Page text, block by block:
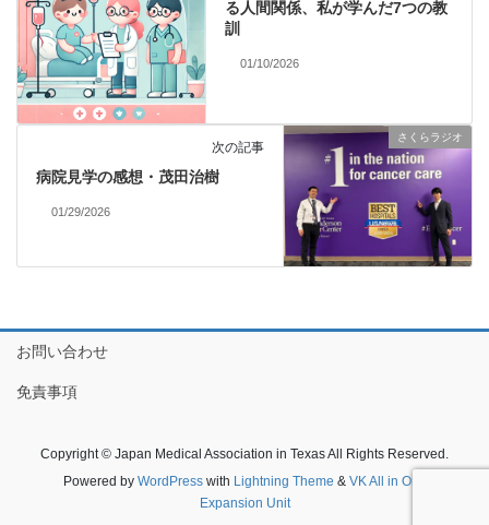
る人間関係、私が学んだ7つの教
訓
01/10/2026
さくらラジオ
次の記事
病院見学の感想・茂田治樹
01/29/2026
お問い合わせ
免責事項
Copyright © Japan Medical Association in Texas All Rights Reserved.
Powered by WordPresswith Lightning Theme & VK All in One
Expansion Unit